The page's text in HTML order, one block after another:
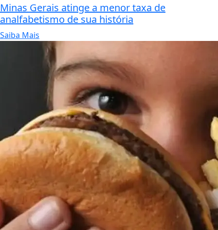
Minas Gerais atinge a menor taxa de
analfabetismo de sua história
Saiba Mais